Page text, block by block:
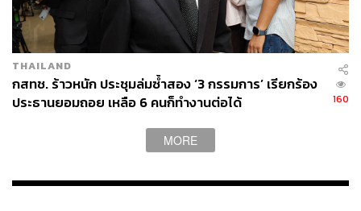
THAILAND
กสทช. ร้าวหนัก ประชุมล่มซ้ำสอง ‘3 กรรมการ’ เรียกร้อง
ประธานยอมถอย เหลือ 6 คนก็ทำงานต่อได้
160
MORE